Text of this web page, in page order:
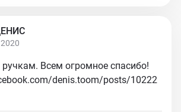
Всем огромное спасибо!
denis.toom/posts/10222